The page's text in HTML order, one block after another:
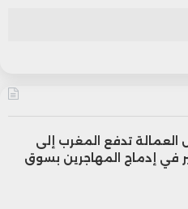
تدفع المغرب إلى
في إدماج المهاجرين بسوق